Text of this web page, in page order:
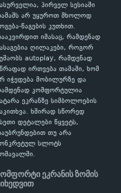
პირველ სესიაში
არ უყუროთ მხოლოდ
წაგების კუთხით.
იმასაც, რამდენად
ღილაკები, როგორ
autoplay, რამდენად
ირთვება თამაში, ხომ
იჭედება მობილურზე და
კომფორტულია
ეკრანზე სიმბოლოების
ხშირად სწორედ
დეტალები წყვეტს,
თუ არა
სლოტს
ეკრანის ზომის